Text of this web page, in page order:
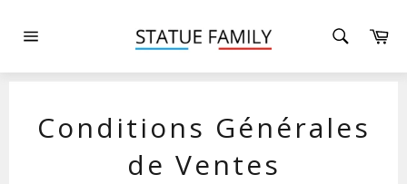
Conditions Générales
de Ventes